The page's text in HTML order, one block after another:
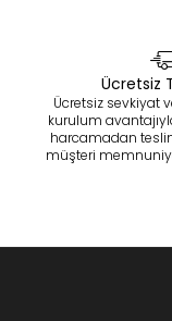
Ücretsiz
Ücretsiz sevkiyat
kurulum
harcamadan
müşteri